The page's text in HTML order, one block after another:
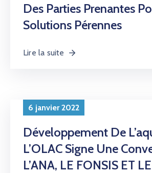
Des Parties Prenantes
Solutions Pérennes
Lire la suite
6 janvier 2022
Développement De
L’OLAC Signe Une
L’ANA, LE FONSIS ET